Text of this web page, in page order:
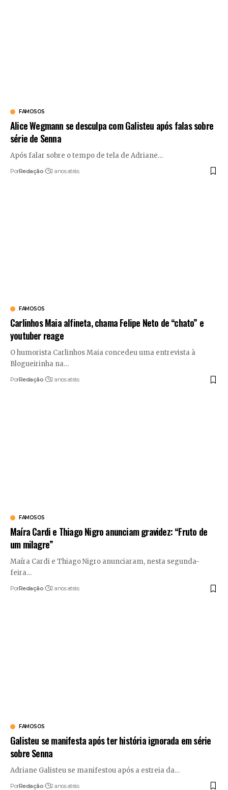
FAMOSOS
Alice Wegmann se desculpa com Galisteu após falas sobre
série de Senna
Após falar sobre o tempo de tela de Adriane…
PorRedação 2 anos atrás
FAMOSOS
Carlinhos Maia alfineta, chama Felipe Neto de “chato” e
youtuber reage
O humorista Carlinhos Maia concedeu uma entrevista à
Blogueirinha na…
PorRedação 2 anos atrás
FAMOSOS
Maíra Cardi e Thiago Nigro anunciam gravidez: “Fruto de
um milagre”
Maíra Cardi e Thiago Nigro anunciaram, nesta segunda-
feira…
PorRedação 2 anos atrás
FAMOSOS
Galisteu se manifesta após ter história ignorada em série
sobre Senna
Adriane Galisteu se manifestou após a estreia da…
PorRedação 2 anos atrás